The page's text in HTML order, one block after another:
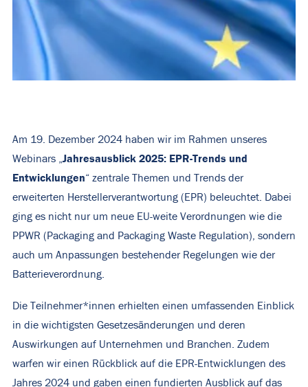
Am 19. Dezember 2024 haben wir im Rahmen unseres
Webinars „ Jahresausblick 2025: EPR-Trends und
Entwicklungen“ zentrale Themen und Trends der
erweiterten Herstellerverantwortung (EPR) beleuchtet. Dabei
ging es nicht nur um neue EU-weite Verordnungen wie die
PPWR (Packaging and Packaging Waste Regulation), sondern
auch um Anpassungen bestehender Regelungen wie der
Batterieverordnung.
Die Teilnehmer*innen erhielten einen umfassenden Einblick
in die wichtigsten Gesetzesänderungen und deren
Auswirkungen auf Unternehmen und Branchen. Zudem
warfen wir einen Rückblick auf die EPR-Entwicklungen des
Jahres 2024 und gaben einen fundierten Ausblick auf das